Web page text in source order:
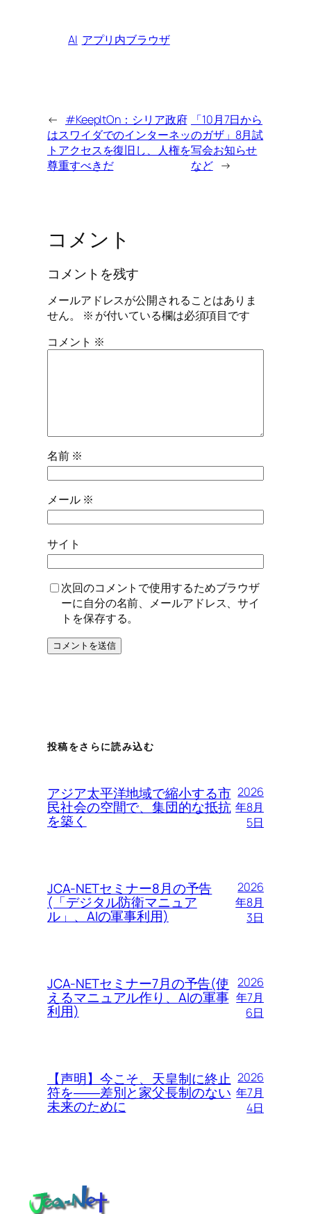
AI アプリ内ブラウザ
← #KeepItOn：シリア政府
はスワイダでのインターネッ
トアクセスを復旧し、人権を
尊重すべきだ
「10月7日から
のガザ」8月試
写会お知らせ
など →
コメント
コメントを残す
メールアドレスが公開されることはありま
せん。
※ が付いている欄は必須項目です
コメント ※
名前 ※
メール ※
サイト
次回のコメントで使用するためブラウザ
ーに自分の名前、メールアドレス、サイ
トを保存する。
投稿をさらに読み込む
アジア太平洋地域で縮小する市
民社会の空間で、集団的な抵抗
を築く
2026
年8月
5日
JCA-NETセミナー8月の予告
(「デジタル防衛マニュア
ル」、AIの軍事利用)
2026
年8月
3日
JCA-NETセミナー7月の予告(使
えるマニュアル作り、AIの軍事
利用)
2026
年7月
6日
【声明】今こそ、天皇制に終止
符を――差別と家父長制のない
未来のために
2026
年7月
4日